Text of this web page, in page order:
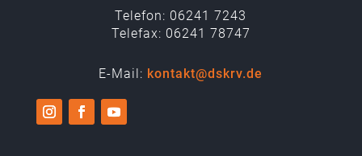
Telefon: 06241 7243
Telefax: 06241 78747
E-Mail: kontakt@dskrv.de